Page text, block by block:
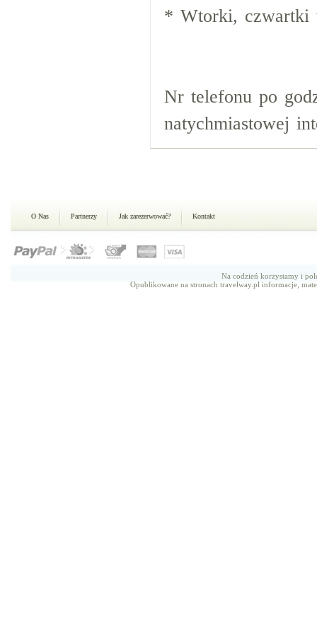
* Wtorki, czwartki
Nr telefonu po
natychmiastowej
O Nas Partnerzy Jak zarezerwować? Kontakt
Na codzień korzystamy i
Opublikowane na stronach travelway.pl informacje,